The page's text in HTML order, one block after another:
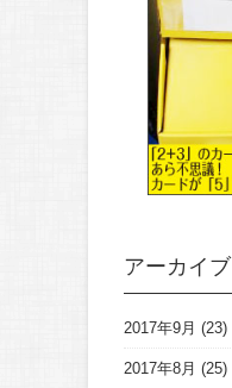
アーカイブ
2017年9月 (23)
2017年8月 (25)